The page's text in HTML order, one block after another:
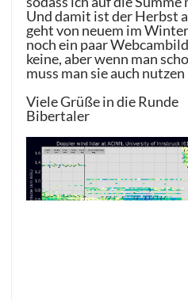
Und damit ist der Herbst
geht von neuem im
noch ein paar
keine, aber wenn man
muss man sie auch nutzen
Viele Grüße in die Runde
Bibertaler